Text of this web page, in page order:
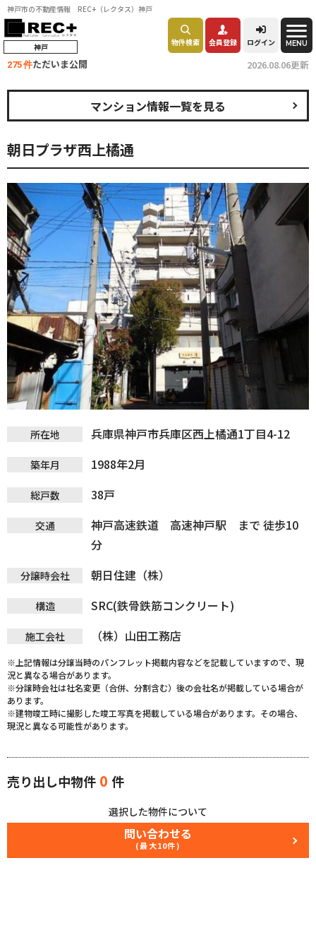
神戸市の不動産情報 REC+（レクタス）神戸
神戸 物件検索 会員登録 ログイン MENU
275 件ただいま公開 2026.08.06更新
朝日プラザ西上橘通
マンション情報一覧を見る
所在地 兵庫県神戸市兵庫区西上橘通1丁目4-12
築年月 1988年2月
総戸数 38戸
交通
神戸高速鉄道 高速神戸駅 まで 徒歩10
分
分譲時会社 朝日住建（株）
構造 SRC(鉄骨鉄筋コンクリート)
施工会社 （株）山田工務店
※上記情報は分譲当時のパンフレット掲載内容などを記載していますので、現
況と異なる場合があります。
※分譲時会社は社名変更（合併、分割含む）後の会社名が掲載している場合が
あります。
※建物竣工時に撮影した竣工写真を掲載している場合があります。その場合、
現況と異なる可能性があります。
売り出し中物件 0 件
選択した物件について
問い合わせる
(最大10件)